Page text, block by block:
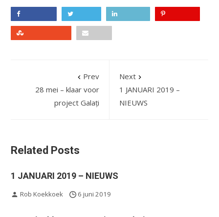
Prev
28 mei – klaar voor
project Galați
Next
1 JANUARI 2019 –
NIEUWS
Related Posts
1 JANUARI 2019 – NIEUWS
Rob Koekkoek 6 juni 2019